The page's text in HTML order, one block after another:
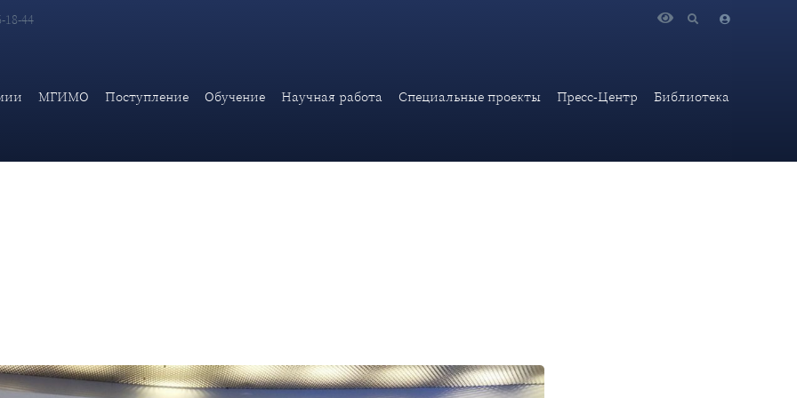
18-44
МГИМО Поступление Обучение Научная работа Специальные проекты Пресс-Центр Библиотека